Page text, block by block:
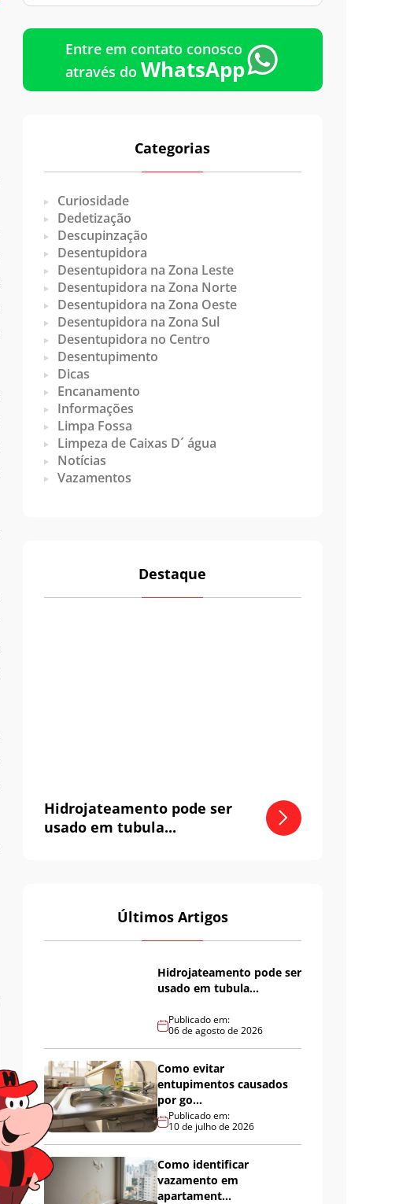
Entre em contato conosco
através do WhatsApp
Categorias
Curiosidade
Dedetização
Descupinzação
Desentupidora
Desentupidora na Zona Leste
Desentupidora na Zona Norte
Desentupidora na Zona Oeste
Desentupidora na Zona Sul
Desentupidora no Centro
Desentupimento
Dicas
Encanamento
Informações
Limpa Fossa
Limpeza de Caixas D´ água
Notícias
Vazamentos
Destaque
Hidrojateamento pode ser
usado em tubula...
Últimos Artigos
Hidrojateamento pode ser
usado em tubula...
Publicado em:
06 de agosto de 2026
Como evitar
entupimentos causados
por go...
Publicado em:
10 de julho de 2026
Como identificar
vazamento em
apartament...